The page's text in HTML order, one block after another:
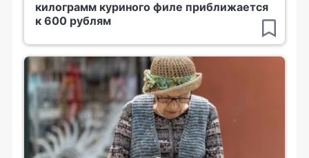
килограмм куриного филе приближается
к 600 рублям